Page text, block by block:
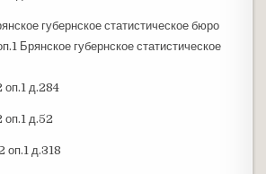
губернское статистическое бюро
Брянское губернское статистическое
д.284
д.52
д.318